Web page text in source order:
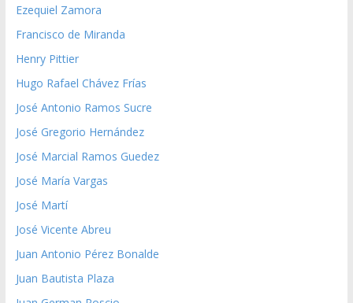
Ezequiel Zamora
Francisco de Miranda
Henry Pittier
Hugo Rafael Chávez Frías
José Antonio Ramos Sucre
José Gregorio Hernández
José Marcial Ramos Guedez
José María Vargas
José Martí
José Vicente Abreu
Juan Antonio Pérez Bonalde
Juan Bautista Plaza